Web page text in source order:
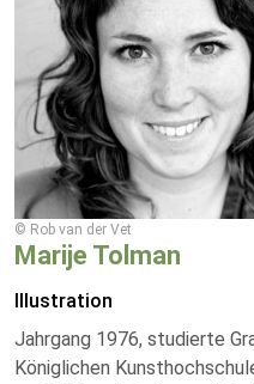
© Rob van der Vet
Marije Tolman
Illustration
Jahrgang 1976, studierte
Königlichen